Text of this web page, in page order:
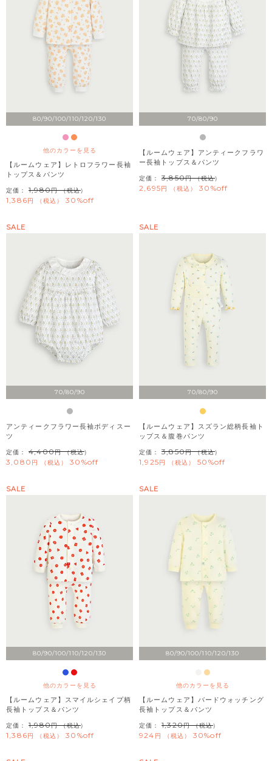
80/90/100/110/120/130
他のカラーを見る
【ルームウェア】レトロフラワー長袖
トップス＆パンツ
定価： 1,980 （税込）
1,386 税込 30%off
70/80/90
【ルームウェア】アンティークフラワ
ー長袖トップス＆パンツ
定価： 3,850 （税込）
2,695 税込 30%off
70/80/90
SALE
アンティークフラワー長袖ボディスー
ツ
定価： 4,400 （税込）
3,080 税込 30%off
70/80/90
SALE
【ルームウェア】スズラン総柄長袖ト
ップス＆腹巻パンツ
定価： 3,850 （税込）
1,925 税込 50%off
80/90/100/110/120/130
他のカラーを見る
SALE
【ルームウェア】スマイルシェイプ柄
長袖トップス＆パンツ
定価： 1,980 （税込）
1,386 税込 30%off
80/90/100/110/120/130
他のカラーを見る
SALE
【ルームウェア】バードウォッチング
長袖トップス＆パンツ
定価： 1,320 （税込）
924 税込 30%off